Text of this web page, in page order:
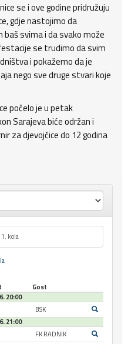
se i ove godine pridružuju
gdje nastojimo da
svima i da svako može
se trudimo da svim
i pokažemo da je
nego sve druge stvari koje
počelo je u petak
Sarajeva biće održan i
za djevojčice do 12 godina
kola
Gost
20:00
BSK
21:00
FK RADNIK